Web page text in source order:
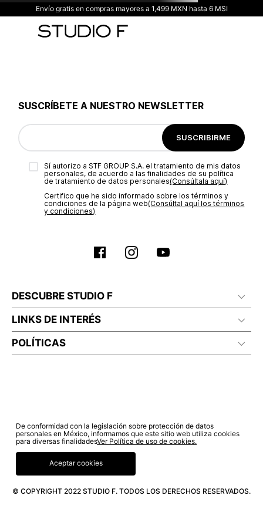
Envío gratis en compras mayores a 1,499 MXN hasta 6 MSI
SUSCRÍBETE A NUESTRO NEWSLETTER
SUSCRIBIRME
Sí autorizo a STF GROUP S.A. el tratamiento de mis datos
personales, de acuerdo a las finalidades de su política
de tratamiento de datos personales‎(Consúltala aquí)
Certifico que he sido informado sobre los términos y
condiciones de la página web‎(Consúltal aquí los términos
y condiciones)
DESCUBRE STUDIO F
LINKS DE INTERÉS
POLÍTICAS
© COPYRIGHT 2022 STUDIO F. TODOS LOS DERECHOS RESERVADOS.
De conformidad con la legislación sobre protección de datos
personales en México, informamos que este sitio web utiliza cookies
para diversas finalidadesVer Política de uso de cookies.
Aceptar cookies